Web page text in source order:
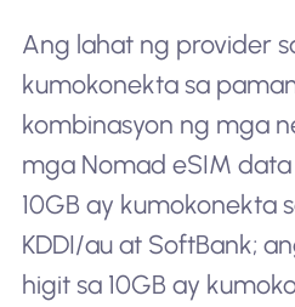
Ang lahat ng provider
kumokonekta sa
kombinasyon ng mga
mga Nomad eSIM
10GB ay kumokonekta
KDDI/au at SoftBank;
higit sa 10GB ay